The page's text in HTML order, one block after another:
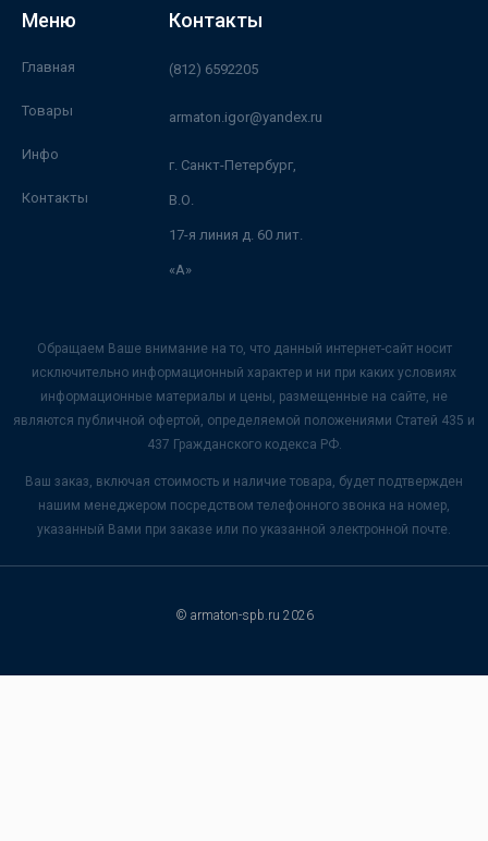
Меню
Главная
Товары
Инфо
Контакты
Контакты
(812) 6592205
armaton.igor@yandex.ru
г. Санкт-Петербург,
В.О.
17-я линия д. 60 лит.
«А»
Обращаем Ваше внимание на то, что данный интернет-сайт носит
исключительно информационный характер и ни при каких условиях
информационные материалы и цены, размещенные на сайте, не
являются публичной офертой, определяемой положениями Статей 435 и
437 Гражданского кодекса РФ.
Ваш заказ, включая стоимость и наличие товара, будет подтвержден
нашим менеджером посредством телефонного звонка на номер,
указанный Вами при заказе или по указанной электронной почте.
© armaton-spb.ru 2026